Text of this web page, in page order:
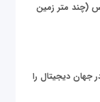
متاورس (چند متر زمین
دیجیتال را